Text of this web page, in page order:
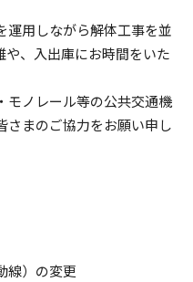
運用しながら解体工事を並
、入出庫にお時間をいた
モノレール等の公共交通機
さまのご協力をお願い申し
線）の変更